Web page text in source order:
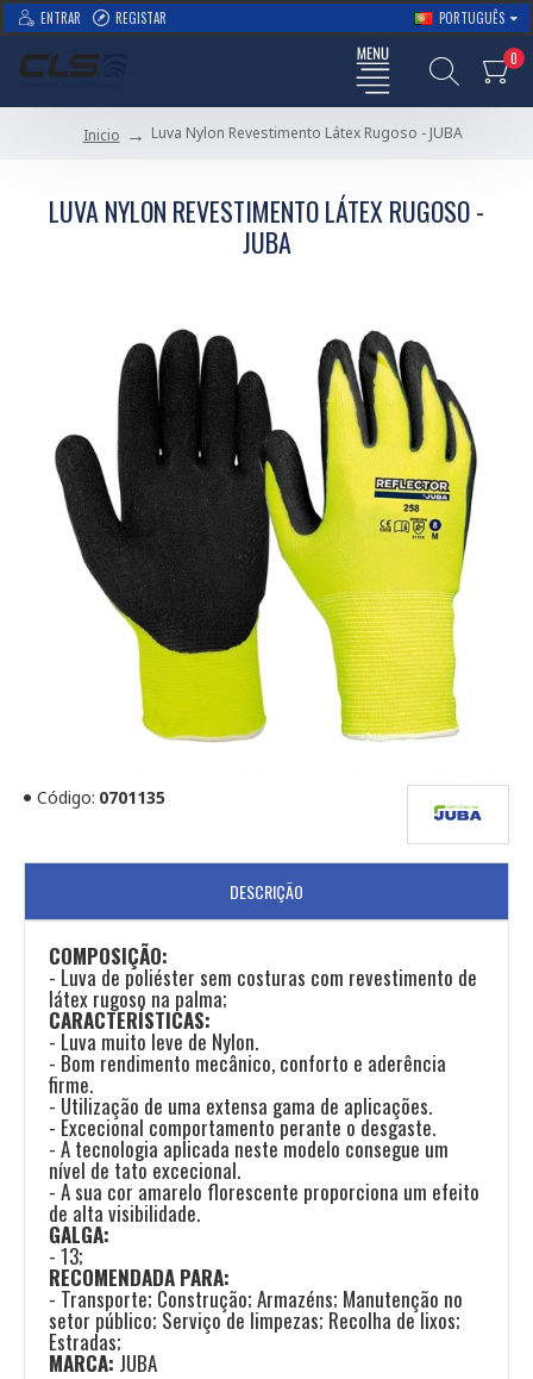
ENTRAR REGISTAR PORTUGUÊS
0
Inicio Luva Nylon Revestimento Látex Rugoso - JUBA
LUVA NYLON REVESTIMENTO LÁTEX RUGOSO -
JUBA
Código: 0701135
DESCRIÇÃO
COMPOSIÇÃO:
- Luva de poliéster sem costuras com revestimento de
látex rugoso na palma;
CARACTERÍSTICAS:
- Luva muito leve de Nylon.
- Bom rendimento mecânico, conforto e aderência
firme.
- Utilização de uma extensa gama de aplicações.
- Excecional comportamento perante o desgaste.
- A tecnologia aplicada neste modelo consegue um
nível de tato excecional.
- A sua cor amarelo florescente proporciona um efeito
de alta visibilidade.
GALGA:
- 13;
RECOMENDADA PARA:
- Transporte; Construção; Armazéns; Manutenção no
setor público; Serviço de limpezas; Recolha de lixos;
Estradas;
MARCA: JUBA